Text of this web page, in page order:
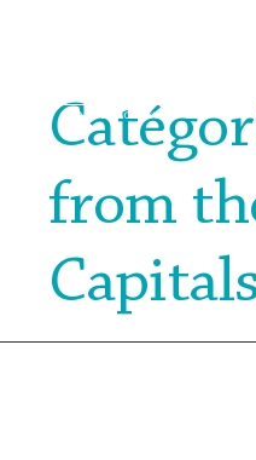
from